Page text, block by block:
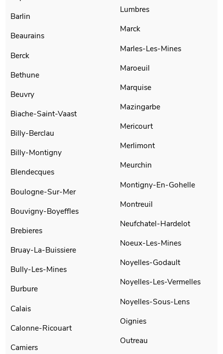
Barlin
Beaurains
Berck
Bethune
Beuvry
Biache-Saint-Vaast
Billy-Berclau
Billy-Montigny
Blendecques
Boulogne-Sur-Mer
Bouvigny-Boyeffles
Brebieres
Bruay-La-Buissiere
Bully-Les-Mines
Burbure
Calais
Calonne-Ricouart
Camiers
Lumbres
Marck
Marles-Les-Mines
Maroeuil
Marquise
Mazingarbe
Mericourt
Merlimont
Meurchin
Montigny-En-Gohelle
Montreuil
Neufchatel-Hardelot
Noeux-Les-Mines
Noyelles-Godault
Noyelles-Les-Vermelles
Noyelles-Sous-Lens
Oignies
Outreau